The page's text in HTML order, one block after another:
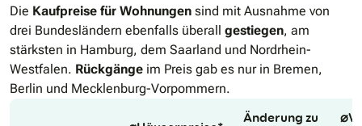
Die Kaufpreise für Wohnungen sind mit Ausnahme von
drei Bundesländern ebenfalls überall gestiegen, am
stärksten in Hamburg, dem Saarland und Nordrhein-
Westfalen. Rückgänge im Preis gab es nur in Bremen,
Berlin und Mecklenburg-Vorpommern.
Änderung zu